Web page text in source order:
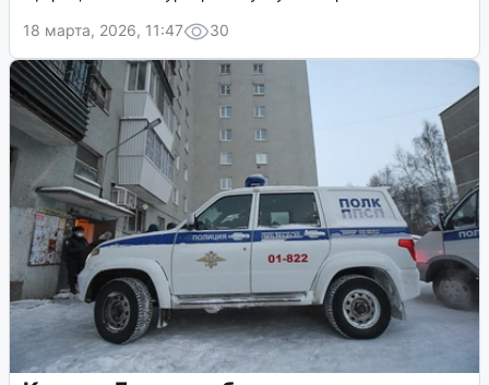
18 марта, 2026, 11:47
30